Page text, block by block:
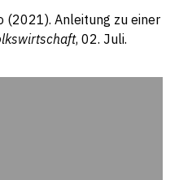
(2021). Anleitung zu einer
, 02. Juli.